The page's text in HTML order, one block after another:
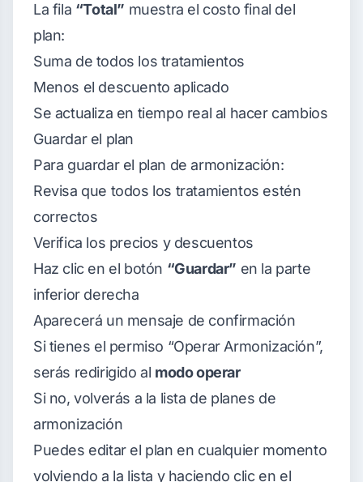
La fila “Total” muestra el costo final del
plan:
Suma de todos los tratamientos
Menos el descuento aplicado
Se actualiza en tiempo real al hacer cambios
Guardar el plan
Para guardar el plan de armonización:
Revisa que todos los tratamientos estén
correctos
Verifica los precios y descuentos
Haz clic en el botón “Guardar” en la parte
inferior derecha
Aparecerá un mensaje de confirmación
Si tienes el permiso “Operar Armonización”,
serás redirigido al modo operar
Si no, volverás a la lista de planes de
armonización
Puedes editar el plan en cualquier momento
volviendo a la lista y haciendo clic en el